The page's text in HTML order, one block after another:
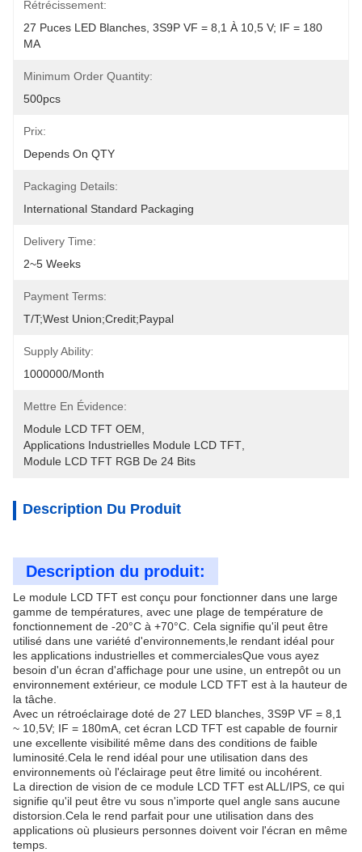
Rétrécissement:
27 Puces LED Blanches, 3S9P VF = 8,1 À 10,5 V; IF = 180
MA
Minimum Order Quantity:
500pcs
Prix:
Depends On QTY
Packaging Details:
International Standard Packaging
Delivery Time:
2~5 Weeks
Payment Terms:
T/T;West Union;Credit;Paypal
Supply Ability:
1000000/month
Mettre En Évidence:
Module LCD TFT OEM
Applications Industrielles Module LCD TFT
Module LCD TFT RGB De 24 Bits
Description Du Produit
Description du produit:
Le module LCD TFT est conçu pour fonctionner dans une large
gamme de températures, avec une plage de température de
fonctionnement de -20°C à +70°C. Cela signifie qu'il peut être
utilisé dans une variété d'environnements,le rendant idéal pour
les applications industrielles et commercialesQue vous ayez
besoin d'un écran d'affichage pour une usine, un entrepôt ou un
environnement extérieur, ce module LCD TFT est à la hauteur de
la tâche.
Avec un rétroéclairage doté de 27 LED blanches, 3S9P VF = 8,1
~ 10,5V; IF = 180mA, cet écran LCD TFT est capable de fournir
une excellente visibilité même dans des conditions de faible
luminosité.Cela le rend idéal pour une utilisation dans des
environnements où l'éclairage peut être limité ou incohérent.
La direction de vision de ce module LCD TFT est ALL/IPS, ce qui
signifie qu'il peut être vu sous n'importe quel angle sans aucune
distorsion.Cela le rend parfait pour une utilisation dans des
applications où plusieurs personnes doivent voir l'écran en même
temps.